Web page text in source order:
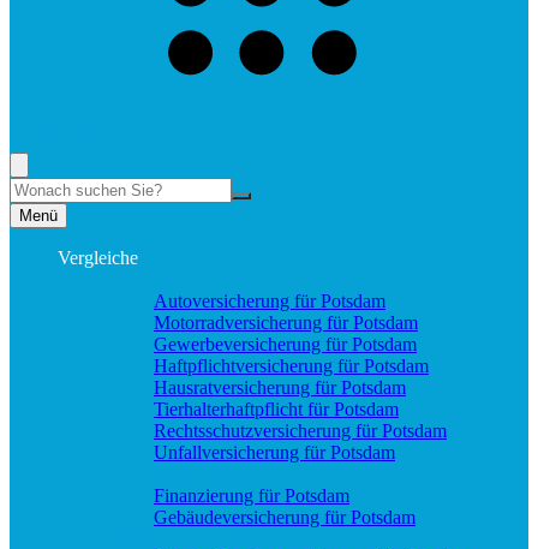
Suche
Menü
Vergleiche
Autoversicherung für Potsdam
Motorradversicherung für Potsdam
Gewerbeversicherung für Potsdam
Haftpflichtversicherung für Potsdam
Hausratversicherung für Potsdam
Tierhalterhaftpflicht für Potsdam
Rechtsschutzversicherung für Potsdam
Unfallversicherung für Potsdam
Finanzierung für Potsdam
Gebäudeversicherung für Potsdam